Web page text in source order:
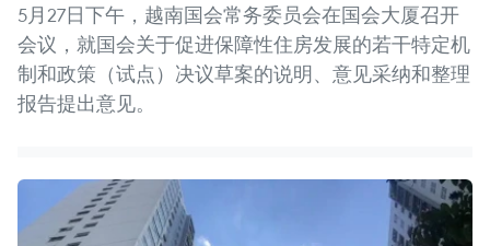
5月27日下午，越南国会常务委员会在国会大厦召开
会议，就国会关于促进保障性住房发展的若干特定机
制和政策（试点）决议草案的说明、意见采纳和整理
报告提出意见。